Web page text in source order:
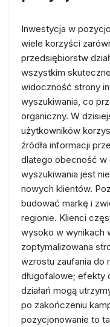
Inwestycja w
wiele korzyści
przedsiębiorstw
wszystkim
widoczność strony
wyszukiwania, co
organiczny. W
użytkowników
źródła informacji
dlatego obecność w
wyszukiwania jest
nowych klientów.
budować markę i
regionie. Klienci
wysoko w wynikach
zoptymalizowana
wzrostu zaufania do
długofalowe; efekty
działań mogą
po zakończeniu
pozycjonowanie to